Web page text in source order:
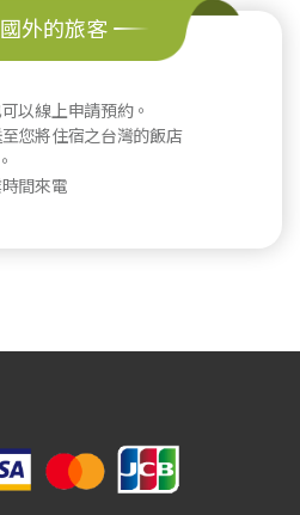
外的旅客
以線上申請預約。
您將住宿之台灣的飯店
間來電